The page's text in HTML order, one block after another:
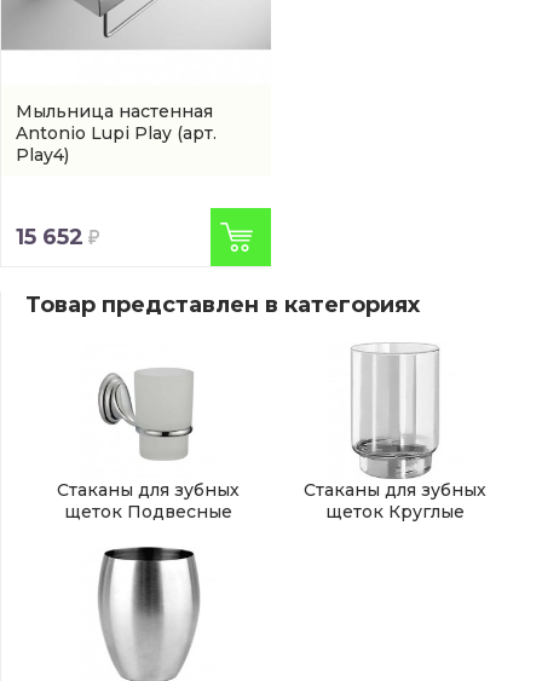
Мыльница настенная
Antonio Lupi Play (арт.
Play4)
15 652
Товар представлен в категориях
Стаканы для зубных
щеток Подвесные
Стаканы для зубных
щеток Круглые